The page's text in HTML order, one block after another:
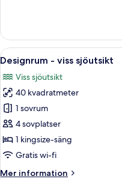
dubbelrum
Öppna
alla
foton
för
Designrum
-
viss
sjöutsikt
4
Designrum - viss sjöutsikt
Viss sjöutsikt
40 kvadratmeter
1 sovrum
4 sovplatser
1 kingsize-säng
Gratis wi-fi
Mer information
Mer